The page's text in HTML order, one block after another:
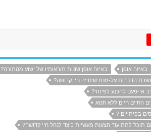
באיזה אופן
באיזה אופן שונות תוראותיו של ישוע מהתורה?
הדברות על-מנת שיחייה חיי קדושה?
אי-פעם להכנע לפיתוי?
החיים חיים ללא חטא
בפיתויים ?
תוכל לתת עוד הצעות מעשיות כיצד לנהל חיי קדושה?